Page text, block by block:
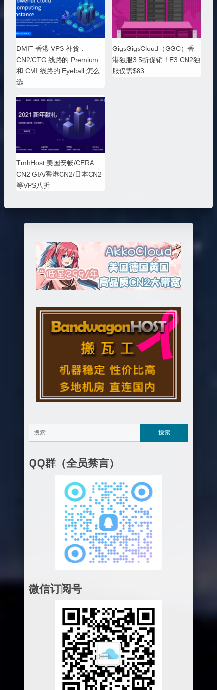
DMIT 香港 VPS 补货：
CN2/CTG 线路的 Premium
和 CMI 线路的 Eyeball 怎么
选
GigsGigsCloud（GGC）香
港独服3.5折促销！E3 CN2独
服仅需$83
TmhHost 美国安畅/CERA
CN2 GIA/香港CN2/日本CN2
等VPS八折
QQ群（全员禁言）
微信订阅号